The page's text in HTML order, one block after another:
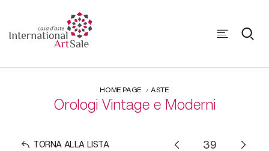
HOME PAGE ASTE
Orologi Vintage e Moderni
TORNA ALLA LISTA